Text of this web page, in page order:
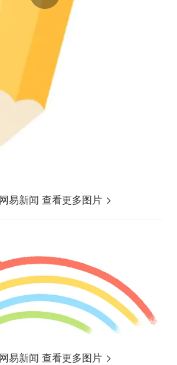
易新闻 查看更多图片
易新闻 查看更多图片